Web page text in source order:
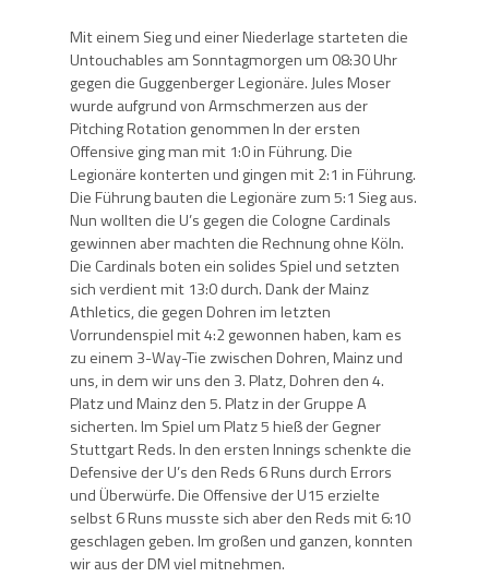
Mit einem Sieg und einer Niederlage starteten die
Untouchables am Sonntagmorgen um 08:30 Uhr
gegen die Guggenberger Legionäre. Jules Moser
wurde aufgrund von Armschmerzen aus der
Pitching Rotation genommen In der ersten
Offensive ging man mit 1:0 in Führung. Die
Legionäre konterten und gingen mit 2:1 in Führung.
Die Führung bauten die Legionäre zum 5:1 Sieg aus.
Nun wollten die U’s gegen die Cologne Cardinals
gewinnen aber machten die Rechnung ohne Köln.
Die Cardinals boten ein solides Spiel und setzten
sich verdient mit 13:0 durch. Dank der Mainz
Athletics, die gegen Dohren im letzten
Vorrundenspiel mit 4:2 gewonnen haben, kam es
zu einem 3-Way-Tie zwischen Dohren, Mainz und
uns, in dem wir uns den 3. Platz, Dohren den 4.
Platz und Mainz den 5. Platz in der Gruppe A
sicherten. Im Spiel um Platz 5 hieß der Gegner
Stuttgart Reds. In den ersten Innings schenkte die
Defensive der U’s den Reds 6 Runs durch Errors
und Überwürfe. Die Offensive der U15 erzielte
selbst 6 Runs musste sich aber den Reds mit 6:10
geschlagen geben. Im großen und ganzen, konnten
wir aus der DM viel mitnehmen.